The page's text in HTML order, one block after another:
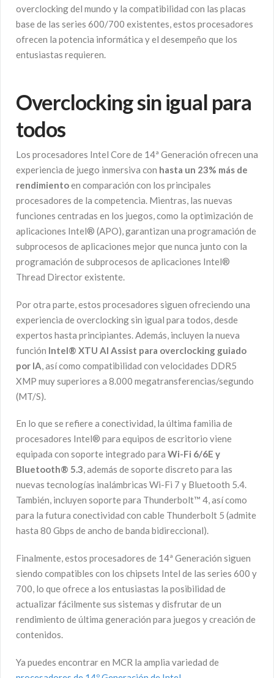
overclocking del mundo y la compatibilidad con las placas
base de las series 600/700 existentes, estos procesadores
ofrecen la potencia informática y el desempeño que los
entusiastas requieren.
Overclocking sin igual para
todos
Los procesadores Intel Core de 14ª Generación ofrecen una
experiencia de juego inmersiva con hasta un 23% más de
rendimientoen comparación con los principales
procesadores de la competencia. Mientras, las nuevas
funciones centradas en los juegos, como la optimización de
aplicaciones Intel® (APO), garantizan una programación de
subprocesos de aplicaciones mejor que nunca junto con la
programación de subprocesos de aplicaciones Intel®
Thread Director existente.
Por otra parte, estos procesadores siguen ofreciendo una
experiencia de overclocking sin igual para todos, desde
expertos hasta principiantes. Además, incluyen la nueva
función Intel® XTU AI Assist para overclocking guiado
por IA, así como compatibilidad con velocidades DDR5
XMP muy superiores a 8.000 megatransferencias/segundo
(MT/S).
En lo que se refiere a conectividad, la última familia de
procesadores Intel® para equipos de escritorio viene
equipada con soporte integrado para Wi-Fi 6/6E y
Bluetooth® 5.3, además de soporte discreto para las
nuevas tecnologías inalámbricas Wi-Fi 7 y Bluetooth 5.4.
También, incluyen soporte para Thunderbolt™ 4, así como
para la futura conectividad con cable Thunderbolt 5 (admite
hasta 80 Gbps de ancho de banda bidireccional).
Finalmente, estos procesadores de 14ª Generación siguen
siendo compatibles con los chipsets Intel de las series 600 y
700, lo que ofrece a los entusiastas la posibilidad de
actualizar fácilmente sus sistemas y disfrutar de un
rendimiento de última generación para juegos y creación de
contenidos.
Ya puedes encontrar en MCR la amplia variedad de